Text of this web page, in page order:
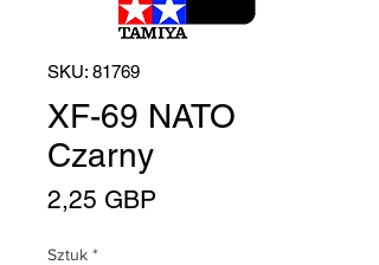
SKU: 81769
XF-69 NATO
Czarny
2,25 GBP
Sztuk *